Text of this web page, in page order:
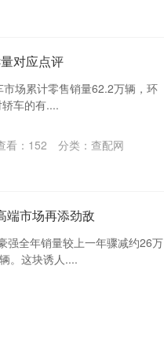
对应点评
场累计零售销量62.2万辆，环
车的有....
看： 152 分类： 查配网
端市场再添劲敌
强全年销量较上一年骤减约26万
。这块诱人....